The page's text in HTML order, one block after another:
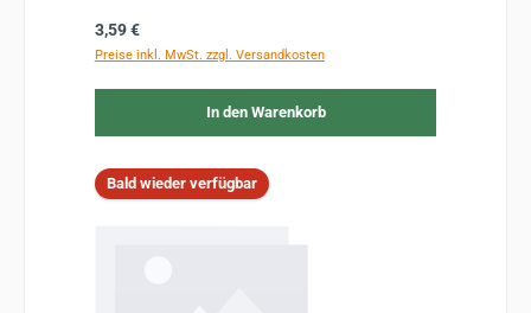
Regulärer Preis:
3,59 €
Preise inkl. MwSt. zzgl. Versandkosten
In den Warenkorb
Bald wieder verfügbar